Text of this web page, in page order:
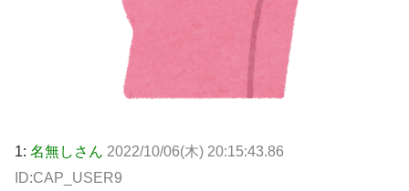
1: 名無しさん 2022/10/06(木) 20:15:43.86
ID:CAP_USER9